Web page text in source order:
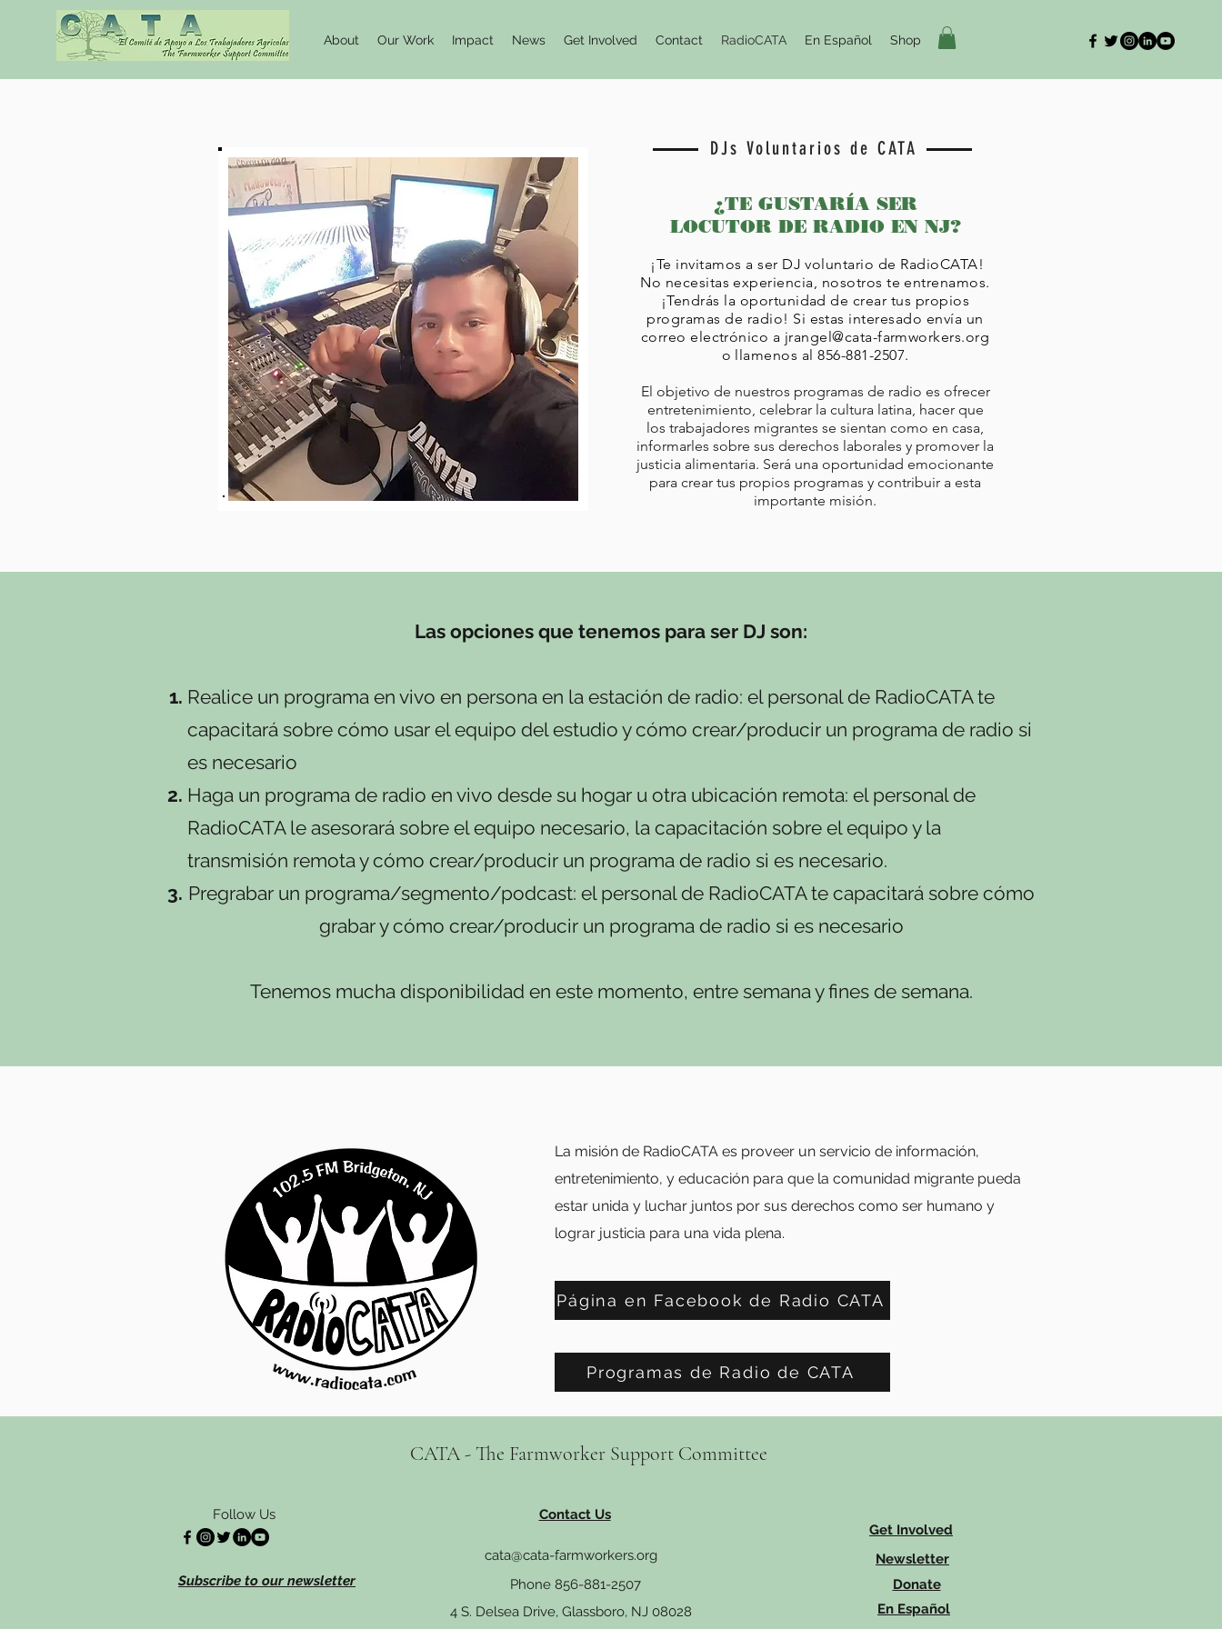
About Our Work Impact News Get Involved Contact RadioCATA En Español Shop
DJs Voluntarios de CATA
¿TE GUSTARÍA SER
LOCUTOR DE RADIO EN NJ?
¡Te invitamos a ser DJ voluntario de RadioCATA!
No necesitas experiencia, nosotros te entrenamos.
¡Tendrás la oportunidad de crear tus propios
programas de radio! Si estas interesado envía un
correo electrónico a jrangel@cata-farmworkers.org
o llamenos al 856-881-2507.
El objetivo de nuestros programas de radio es ofrecer
entretenimiento, celebrar la cultura latina, hacer que
los trabajadores migrantes se sientan como en casa,
informarles sobre sus derechos laborales y promover la
justicia alimentaria. Será una oportunidad emocionante
para crear tus propios programas y contribuir a esta
importante misión.
Las opciones que tenemos para ser DJ son:
Realice un programa en vivo en persona en la estación de radio: el personal de RadioCATA te
capacitará sobre cómo usar el equipo del estudio y cómo crear/producir un programa de radio si
es necesario
Haga un programa de radio en vivo desde su hogar u otra ubicación remota: el personal de
RadioCATA le asesorará sobre el equipo necesario, la capacitación sobre el equipo y la
transmisión remota y cómo crear/producir un programa de radio si es necesario.
Pregrabar un programa/segmento/podcast: el personal de RadioCATA te capacitará sobre cómo
grabar y cómo crear/producir un programa de radio si es necesario
Tenemos mucha disponibilidad en este momento, entre semana y fines de semana.
La misión de RadioCATA es proveer un servicio de información,
entretenimiento, y educación para que la comunidad migrante pueda
estar unida y luchar juntos por sus derechos como ser humano y
lograr justicia para una vida plena.
Página en Facebook de Radio CATA
Programas de Radio de CATA
CATA - The Farmworker Support Committee
Follow Us
Subscribe to our newsletter
Contact Us
cata@cata-farmworkers.org
Phone 856-881-2507
4 S. Delsea Drive, Glassboro, NJ 08028
Get Involved
Newsletter
Donate
En Español